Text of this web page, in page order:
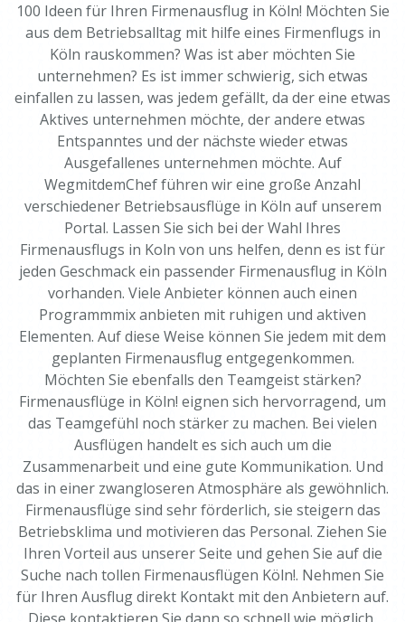
100 Ideen für Ihren Firmenausflug in Köln! Möchten Sie
aus dem Betriebsalltag mit hilfe eines Firmenflugs in
Köln rauskommen? Was ist aber möchten Sie
unternehmen? Es ist immer schwierig, sich etwas
einfallen zu lassen, was jedem gefällt, da der eine etwas
Aktives unternehmen möchte, der andere etwas
Entspanntes und der nächste wieder etwas
Ausgefallenes unternehmen möchte. Auf
WegmitdemChef führen wir eine große Anzahl
verschiedener Betriebsausflüge in Köln auf unserem
Portal. Lassen Sie sich bei der Wahl Ihres
Firmenausflugs in Koln von uns helfen, denn es ist für
jeden Geschmack ein passender Firmenausflug in Köln
vorhanden. Viele Anbieter können auch einen
Programmmix anbieten mit ruhigen und aktiven
Elementen. Auf diese Weise können Sie jedem mit dem
geplanten Firmenausflug entgegenkommen.
Möchten Sie ebenfalls den Teamgeist stärken?
Firmenausflüge in Köln! eignen sich hervorragend, um
das Teamgefühl noch stärker zu machen. Bei vielen
Ausflügen handelt es sich auch um die
Zusammenarbeit und eine gute Kommunikation. Und
das in einer zwangloseren Atmosphäre als gewöhnlich.
Firmenausflüge sind sehr förderlich, sie steigern das
Betriebsklima und motivieren das Personal. Ziehen Sie
Ihren Vorteil aus unserer Seite und gehen Sie auf die
Suche nach tollen Firmenausflügen Köln!. Nehmen Sie
für Ihren Ausflug direkt Kontakt mit den Anbietern auf.